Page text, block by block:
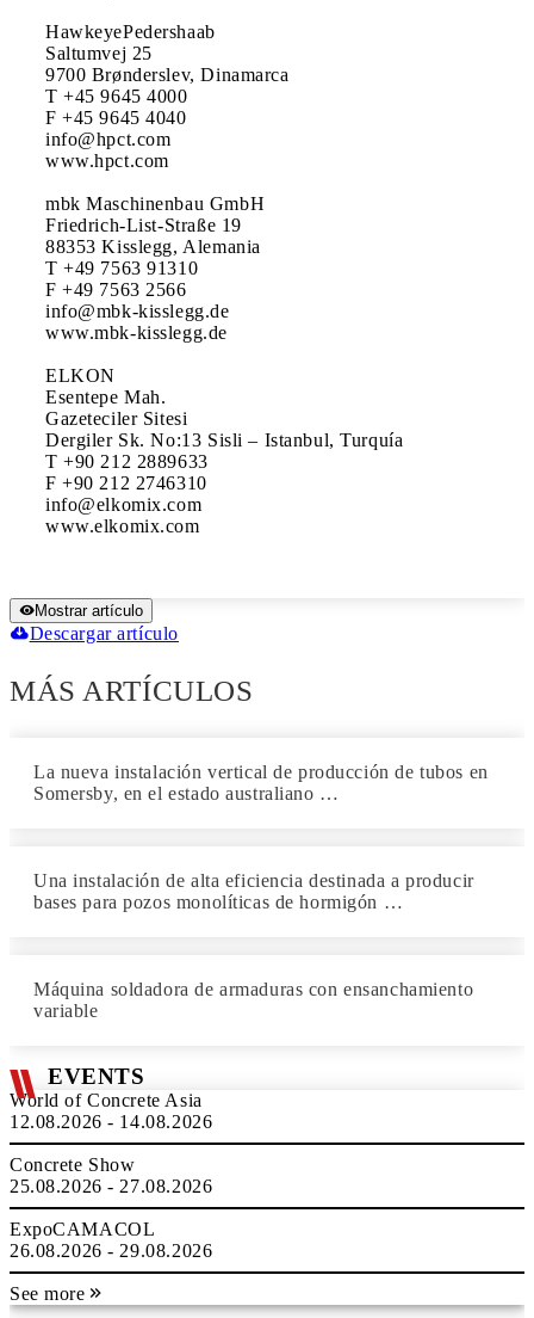
HawkeyePedershaab
Saltumvej 25
9700 Brønderslev, Dinamarca
T +45 9645 4000
F +45 9645 4040
info@hpct.com
www.hpct.com
mbk Maschinenbau GmbH
Friedrich-List-Straße 19
88353 Kisslegg, Alemania
T +49 7563 91310
F +49 7563 2566
info@mbk-kisslegg.de
www.mbk-kisslegg.de
ELKON
Esentepe Mah.
Gazeteciler Sitesi
Dergiler Sk. No:13 Sisli – Istanbul, Turquía
T +90 212 2889633
F +90 212 2746310
info@elkomix.com
www.elkomix.com
Mostrar artículo
Descargar artículo
MÁS ARTÍCULOS
La nueva instalación vertical de producción de tubos en
Somersby, en el estado australiano …
Una instalación de alta eficiencia destinada a producir
bases para pozos monolíticas de hormigón …
Máquina soldadora de armaduras con ensanchamiento
variable
EVENTS
World of Concrete Asia
12.08.2026 - 14.08.2026
Concrete Show
25.08.2026 - 27.08.2026
ExpoCAMACOL
26.08.2026 - 29.08.2026
See more